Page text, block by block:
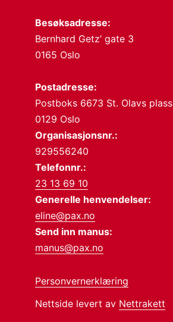
Besøksadresse:
Bernhard Getz’ gate 3
0165 Oslo
Postadresse:
Postboks 6673 St. Olavs plass
0129 Oslo
Organisasjonsnr.:
929556240
Telefonnr.:
23 13 69 10
Generelle henvendelser:
eline@pax.no
Send inn manus:
manus@pax.no
Personvernerklæring
Nettside levert av Nettrakett